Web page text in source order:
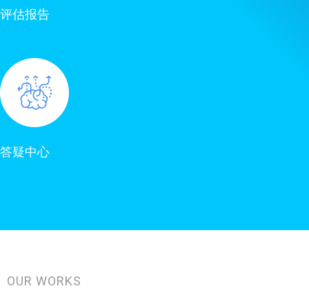
评估报告
答疑中心
OUR WORKS